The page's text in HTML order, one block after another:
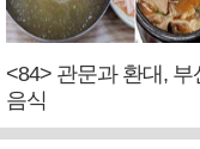
<84> 관문과 환대, 부
음식